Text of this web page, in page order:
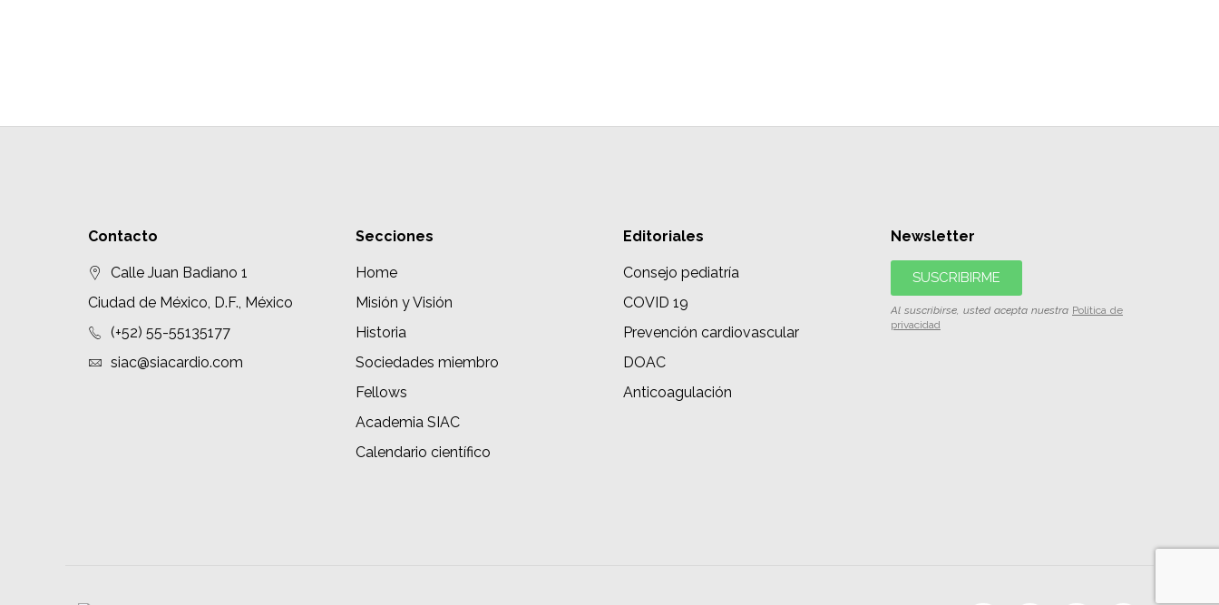
Contacto
Calle Juan Badiano 1
Ciudad de México, D.F., México
(+52) 55-55135177
siac@siacardio.com
Secciones
Home
Misión y Visión
Historia
Sociedades miembro
Fellows
Academia SIAC
Calendario científico
Editoriales
Consejo pediatría
COVID 19
Prevención cardiovascular
DOAC
Anticoagulación
Newsletter
SUSCRIBIRME
Al suscribirse, usted acepta nuestra Política de
privacidad